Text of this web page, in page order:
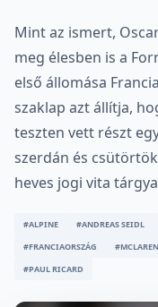
Mint az ismert,
meg élesben is a
első állomása
szaklap azt állítja,
teszten vett részt
szerdán és
heves jogi vita
#ALPINE #ANDREAS SEIDL
#FRANCIAORSZÁG
#MCLAREN
#PAUL RICARD